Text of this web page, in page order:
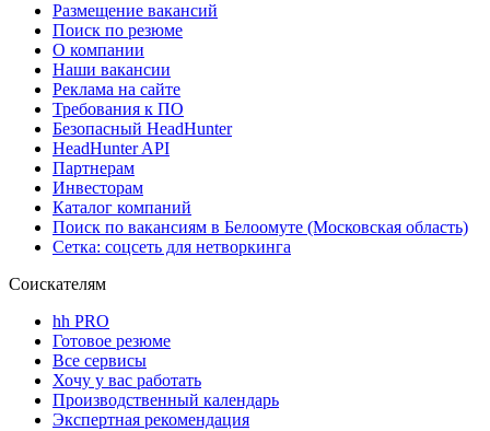
Размещение вакансий
Поиск по резюме
О компании
Наши вакансии
Реклама на сайте
Требования к ПО
Безопасный HeadHunter
HeadHunter API
Партнерам
Инвесторам
Каталог компаний
Поиск по вакансиям в Белоомуте (Московская область)
Сетка: соцсеть для нетворкинга
Соискателям
hh PRO
Готовое резюме
Все сервисы
Хочу у вас работать
Производственный календарь
Экспертная рекомендация